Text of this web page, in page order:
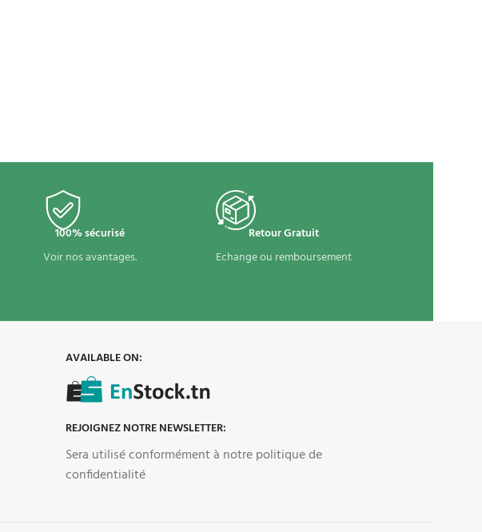
100% sécurisé
Voir nos avantages.
Retour Gratuit
Echange ou remboursement
AVAILABLE ON:
REJOIGNEZ NOTRE NEWSLETTER:
Sera utilisé conformément à notre politique de
confidentialité